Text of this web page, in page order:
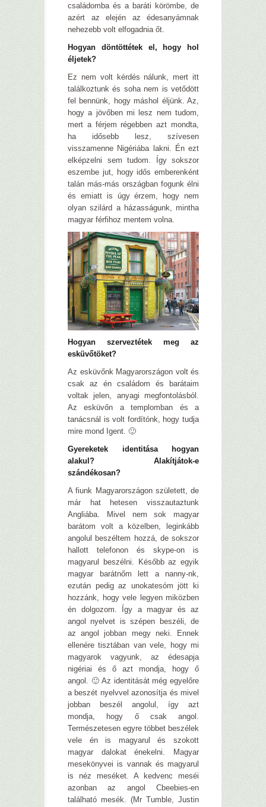
családomba és a baráti körömbe, de
azért az elején az édesanyámnak
nehezebb volt elfogadnia őt.
Hogyan döntöttétek el, hogy hol
éljetek?
Ez nem volt kérdés nálunk, mert itt
találkoztunk és soha nem is vetődött
fel bennünk, hogy máshol éljünk. Az,
hogy a jövőben mi lesz nem tudom,
mert a férjem régebben azt mondta,
ha idősebb lesz, szívesen
visszamenne Nigériába lakni. Én ezt
elképzelni sem tudom. Így sokszor
eszembe jut, hogy idős emberenként
talán más-más országban fogunk élni
és emiatt is úgy érzem, hogy nem
olyan szilárd a házasságunk, mintha
magyar férfihoz mentem volna.
Hogyan szerveztétek meg az
esküvőtöket?
Az esküvőnk Magyarországon volt és
csak az én családom és barátaim
voltak jelen, anyagi megfontolásból.
Az esküvőn a templomban és a
tanácsnál is volt fordítónk, hogy tudja
mire mond Igent. 🙂
Gyereketek identitása hogyan
alakul? Alakítjátok-e
szándékosan?
A fiunk Magyarországon született, de
már hat hetesen visszautaztunk
Angliába. Mivel nem sok magyar
barátom volt a közelben, leginkább
angolul beszéltem hozzá, de sokszor
hallott telefonon és skype-on is
magyarul beszélni. Később az egyik
magyar barátnőm lett a nanny-nk,
ezután pedig az unokatesóm jött ki
hozzánk, hogy vele legyen miközben
én dolgozom. Így a magyar és az
angol nyelvet is szépen beszéli, de
az angol jobban megy neki. Ennek
ellenére tisztában van vele, hogy mi
magyarok vagyunk, az édesapja
nigériai és ő azt mondja, hogy ő
angol. 🙂 Az identitását még egyelőre
a beszét nyelvvel azonosítja és mivel
jobban beszél angolul, így azt
mondja, hogy ő csak angol.
Természetesen egyre többet beszélek
vele én is magyarul és szokott
magyar dalokat énekelni. Magyar
mesekönyvei is vannak és magyarul
is néz meséket. A kedvenc meséi
azonban az angol Cbeebies-en
található mesék. (Mr Tumble, Justin